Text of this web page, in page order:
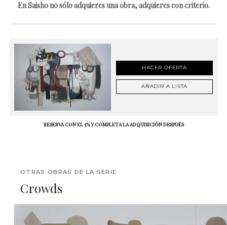
En Saisho no sólo adquieres una obra, adquieres con criterio.
HACER OFERTA
AÑADIR A LISTA
RESERVA CON EL 5% Y COMPLETA LA ADQUISICIÓN DESPUÉS
OTRAS OBRAS DE LA SERIE
Crowds